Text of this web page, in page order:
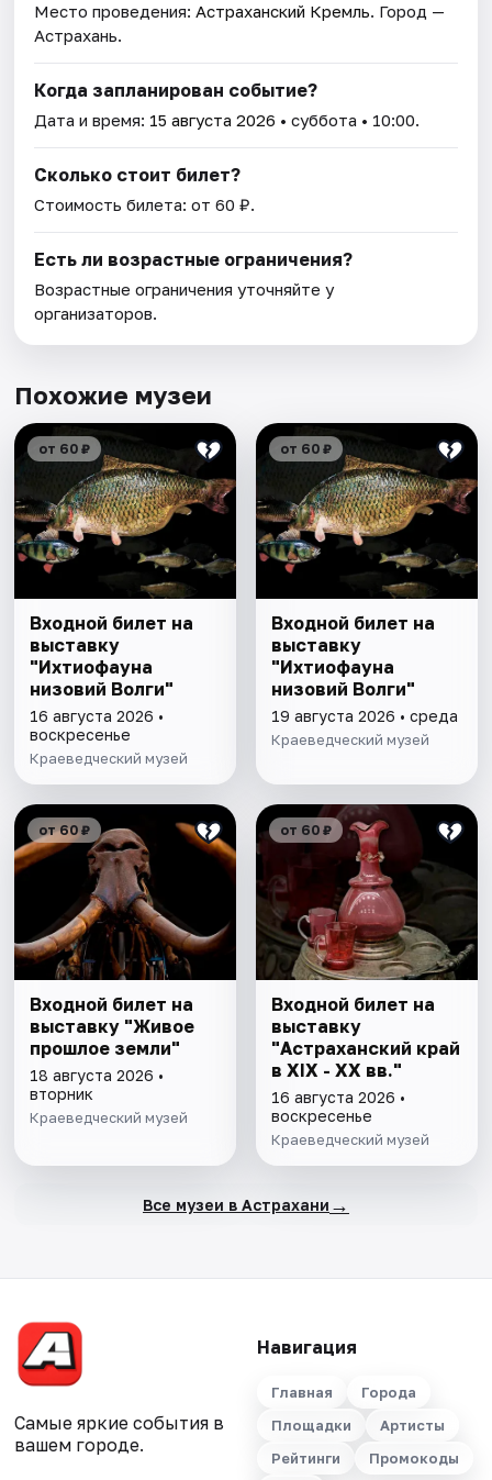
Место проведения:Астраханский Кремль. Город —
Астрахань.
Когда запланирован событие?
Дата и время: 15 августа 2026 • суббота • 10:00.
Сколько стоит билет?
Стоимость билета: от 60 ₽.
Есть ли возрастные ограничения?
Возрастные ограничения уточняйте у
организаторов.
Похожие музеи
от 60 ₽
Входной билет на
выставку
"Ихтиофауна
низовий Волги"
16 августа 2026 •
воскресенье
Краеведческий музей
от 60 ₽
Входной билет на
выставку
"Ихтиофауна
низовий Волги"
19 августа 2026 • среда
Краеведческий музей
от 60 ₽
Входной билет на
выставку "Живое
прошлое земли"
18 августа 2026 •
вторник
Краеведческий музей
от 60 ₽
Входной билет на
выставку
"Астраханский край
в XIX - XX вв."
16 августа 2026 •
воскресенье
Краеведческий музей
Все музеи в Астрахани →
Самые яркие события в
вашем городе.
Навигация
Главная
Города
Площадки
Артисты
Рейтинги
Промокоды